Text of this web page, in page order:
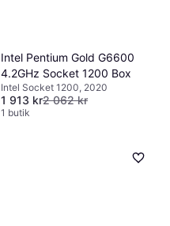
Intel Pentium Gold G6600
4.2GHz Socket 1200 Box
Intel Socket 1200, 2020
1 913 kr2 062 kr
1 butik